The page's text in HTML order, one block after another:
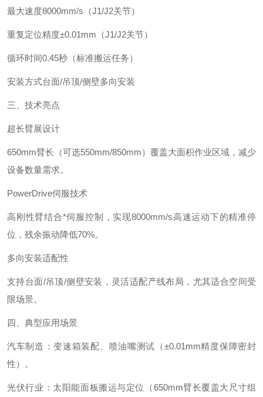
最大速度‌8000mm/s（J1/J2关节）
重复定位精度‌±0.01mm（J1/J2关节）
循环时间‌0.45秒（标准搬运任务）
安装方式‌台面/吊顶/侧壁多向安装
三、技术亮点‌
超长臂展设计‌
650mm臂长（可选550mm/850mm）覆盖大面积作业区域，减少
设备数量需求。
PowerDrive伺服技术‌
高刚性臂结合*伺服控制，实现8000mm/s高速运动下的精准停
位，残余振动降低70%。
多向安装适配性‌
支持台面/吊顶/侧壁安装，灵活适配产线布局，尤其适合空间受
限场景。
四、典型应用场景‌
汽车制造‌：变速箱装配、喷油嘴测试（±0.01mm精度保障密封
性）。
光伏行业‌：太阳能面板搬运与定位（650mm臂长覆盖大尺寸组